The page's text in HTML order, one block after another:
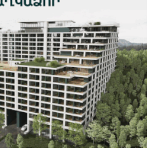
обеспечат круглосуточный
дикой природы в Гнишике с
2026
- рядом со стартапами на
Summit
2026